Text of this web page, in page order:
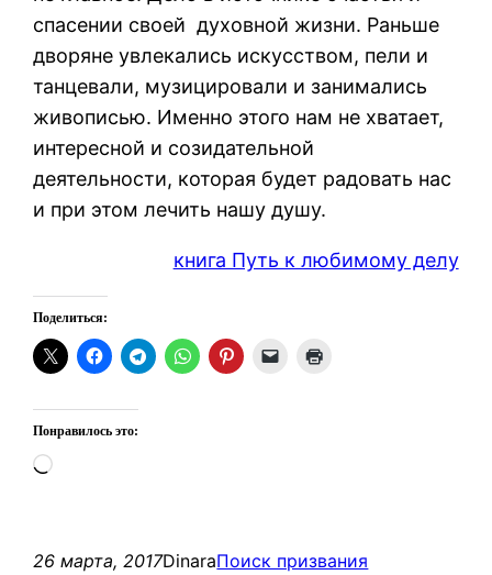
спасении своей духовной жизни. Раньше
дворяне увлекались искусством, пели и
танцевали, музицировали и занимались
живописью. Именно этого нам не хватает,
интересной и созидательной
деятельности, которая будет радовать нас
и при этом лечить нашу душу.
книга Путь к любимому делу
Поделиться:
Понравилось это:
Загрузка…
26 марта, 2017DinaraПоиск призвания